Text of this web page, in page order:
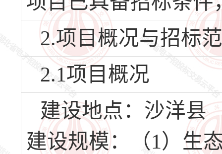
2.项目概况与招标
2.1项目概况
建设地点：沙洋县
建设规模：（1）生